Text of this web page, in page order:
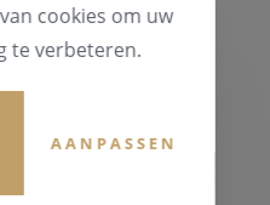
cookies om uw
te verbeteren.
AANPASSEN